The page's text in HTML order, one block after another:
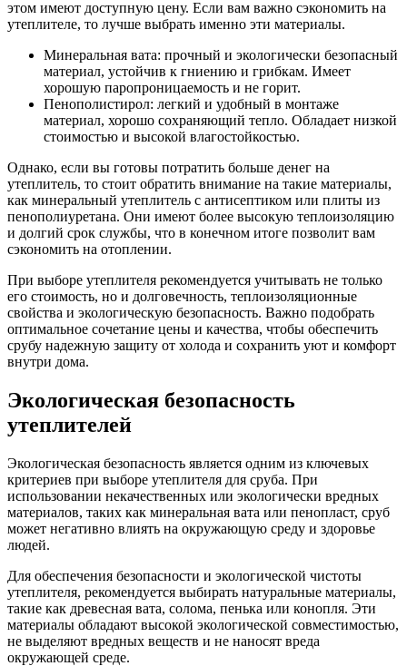
этом имеют доступную цену. Если вам важно сэкономить на
утеплителе, то лучше выбрать именно эти материалы.
Минеральная вата: прочный и экологически безопасный
материал, устойчив к гниению и грибкам. Имеет
хорошую паропроницаемость и не горит.
Пенополистирол: легкий и удобный в монтаже
материал, хорошо сохраняющий тепло. Обладает низкой
стоимостью и высокой влагостойкостью.
Однако, если вы готовы потратить больше денег на
утеплитель, то стоит обратить внимание на такие материалы,
как минеральный утеплитель с антисептиком или плиты из
пенополиуретана. Они имеют более высокую теплоизоляцию
и долгий срок службы, что в конечном итоге позволит вам
сэкономить на отоплении.
При выборе утеплителя рекомендуется учитывать не только
его стоимость, но и долговечность, теплоизоляционные
свойства и экологическую безопасность. Важно подобрать
оптимальное сочетание цены и качества, чтобы обеспечить
срубу надежную защиту от холода и сохранить уют и комфорт
внутри дома.
Экологическая безопасность
утеплителей
Экологическая безопасность является одним из ключевых
критериев при выборе утеплителя для сруба. При
использовании некачественных или экологически вредных
материалов, таких как минеральная вата или пенопласт, сруб
может негативно влиять на окружающую среду и здоровье
людей.
Для обеспечения безопасности и экологической чистоты
утеплителя, рекомендуется выбирать натуральные материалы,
такие как древесная вата, солома, пенька или конопля. Эти
материалы обладают высокой экологической совместимостью,
не выделяют вредных веществ и не наносят вреда
окружающей среде.